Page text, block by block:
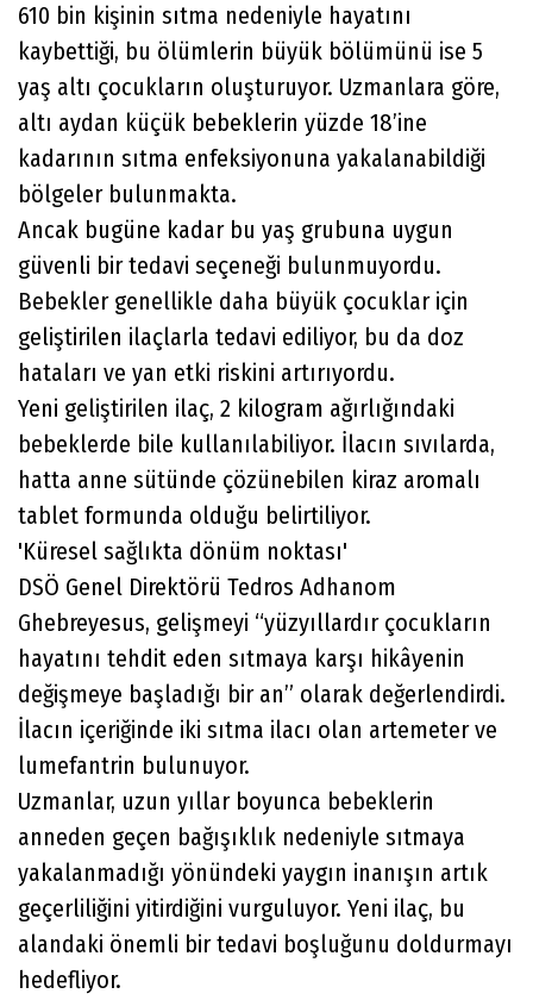
610 bin kişinin sıtma nedeniyle hayatını
kaybettiği, bu ölümlerin büyük bölümünü ise 5
yaş altı çocukların oluşturuyor. Uzmanlara göre,
altı aydan küçük bebeklerin yüzde 18’ine
kadarının sıtma enfeksiyonuna yakalanabildiği
bölgeler bulunmakta.
Ancak bugüne kadar bu yaş grubuna uygun
güvenli bir tedavi seçeneği bulunmuyordu.
Bebekler genellikle daha büyük çocuklar için
geliştirilen ilaçlarla tedavi ediliyor, bu da doz
hataları ve yan etki riskini artırıyordu.
Yeni geliştirilen ilaç, 2 kilogram ağırlığındaki
bebeklerde bile kullanılabiliyor. İlacın sıvılarda,
hatta anne sütünde çözünebilen kiraz aromalı
tablet formunda olduğu belirtiliyor.
'Küresel sağlıkta dönüm noktası'
DSÖ Genel Direktörü Tedros Adhanom
Ghebreyesus, gelişmeyi “yüzyıllardır çocukların
hayatını tehdit eden sıtmaya karşı hikâyenin
değişmeye başladığı bir an” olarak değerlendirdi.
İlacın içeriğinde iki sıtma ilacı olan artemeter ve
lumefantrin bulunuyor.
Uzmanlar, uzun yıllar boyunca bebeklerin
anneden geçen bağışıklık nedeniyle sıtmaya
yakalanmadığı yönündeki yaygın inanışın artık
geçerliliğini yitirdiğini vurguluyor. Yeni ilaç, bu
alandaki önemli bir tedavi boşluğunu doldurmayı
hedefliyor.